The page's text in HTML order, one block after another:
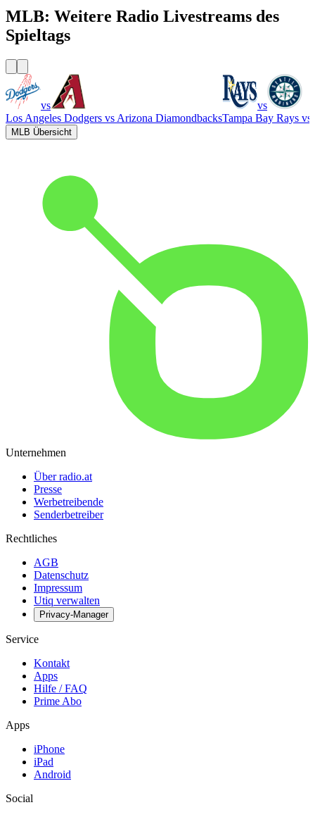
MLB: Weitere Radio Livestreams des
Spieltags
vs
Los Angeles Dodgers vs Arizona Diamondbacks
vs
Tampa Bay Rays vs
MLB Übersicht
Unternehmen
Über radio.at
Presse
Werbetreibende
Senderbetreiber
Rechtliches
AGB
Datenschutz
Impressum
Utiq verwalten
Privacy-Manager
Service
Kontakt
Apps
Hilfe / FAQ
Prime Abo
Apps
iPhone
iPad
Android
Social